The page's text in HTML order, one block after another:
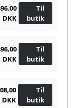
DKK
Til
butik
DKK
Til
butik
DKK
Til
butik